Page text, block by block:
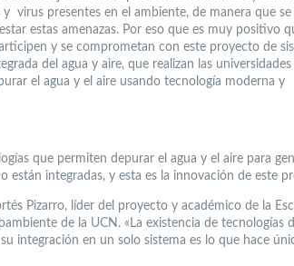
virus presentes en el ambiente, de manera que se
estas amenazas. Por eso que es muy positivo
y se comprometan con este proyecto de
del agua y aire, que realizan las universidades
el agua y el aire usando tecnología moderna y
que permiten depurar el agua y el aire para
están integradas, y esta es la innovación de este
Pizarro, líder del proyecto y académico de la
de la UCN. «La existencia de tecnologías
integración en un solo sistema es lo que hace